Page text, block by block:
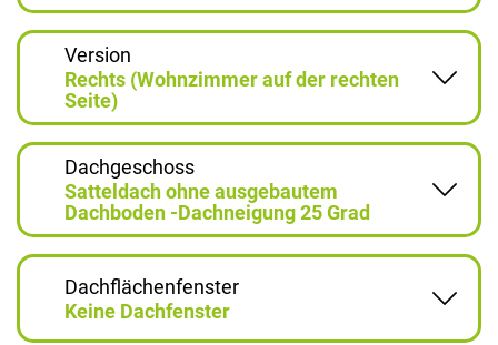
Version
Rechts (Wohnzimmer auf der rechten
Seite)
Dachgeschoss
Satteldach ohne ausgebautem
Dachboden -Dachneigung 25 Grad
Dachflächenfenster
Keine Dachfenster